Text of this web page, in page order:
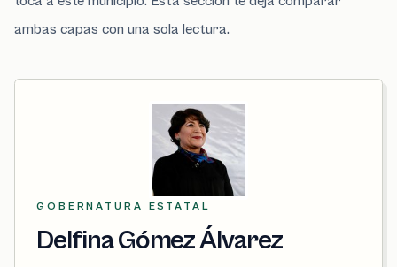
ambas capas con una sola lectura.
GOBERNATURA ESTATAL
Delfina Gómez Álvarez